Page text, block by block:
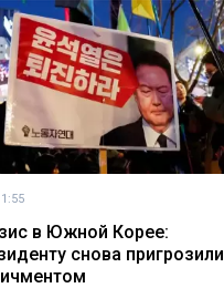
в Южной Корее:
снова пригрозили